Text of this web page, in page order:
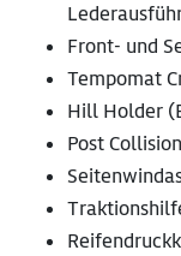
Front- und
Tempomat
Hill Holder
Post